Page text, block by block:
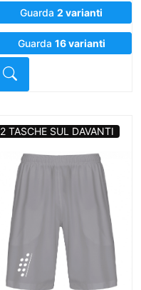
Guarda 2 varianti
Guarda 16 varianti
2 TASCHE SUL DAVANTI